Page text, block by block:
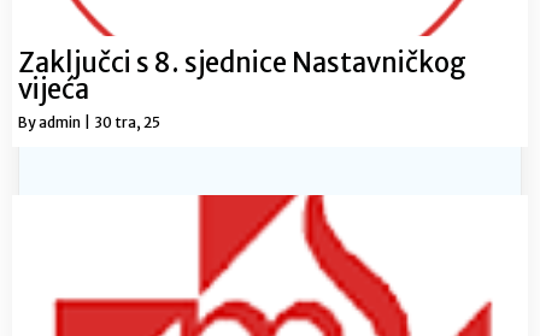
Zaključci s 8. sjednice Nastavničkog
vijeća
Byadmin 30 tra, 25